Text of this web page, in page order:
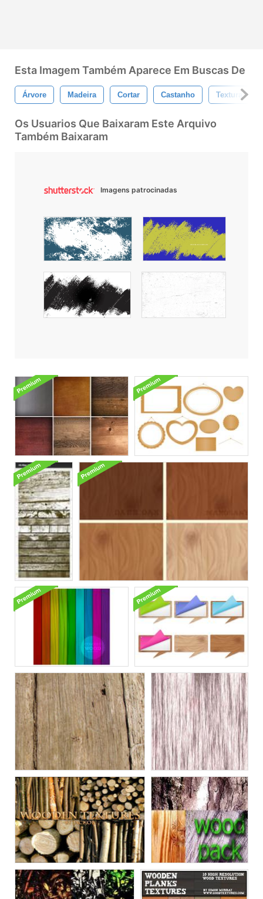
Esta Imagem Também Aparece Em Buscas De
Árvore Madeira Cortar Castanho Textura
Os Usuarios Que Baixaram Este Arquivo
Também Baixaram
Imagens patrocinadas